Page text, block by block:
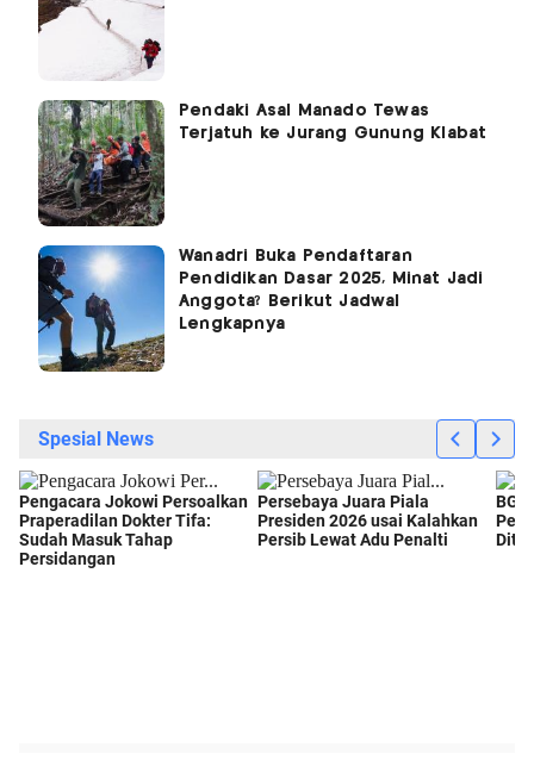
Pendaki Asal Manado Tewas
Terjatuh ke Jurang Gunung Klabat
Wanadri Buka Pendaftaran
Pendidikan Dasar 2025, Minat Jadi
Anggota? Berikut Jadwal
Lengkapnya